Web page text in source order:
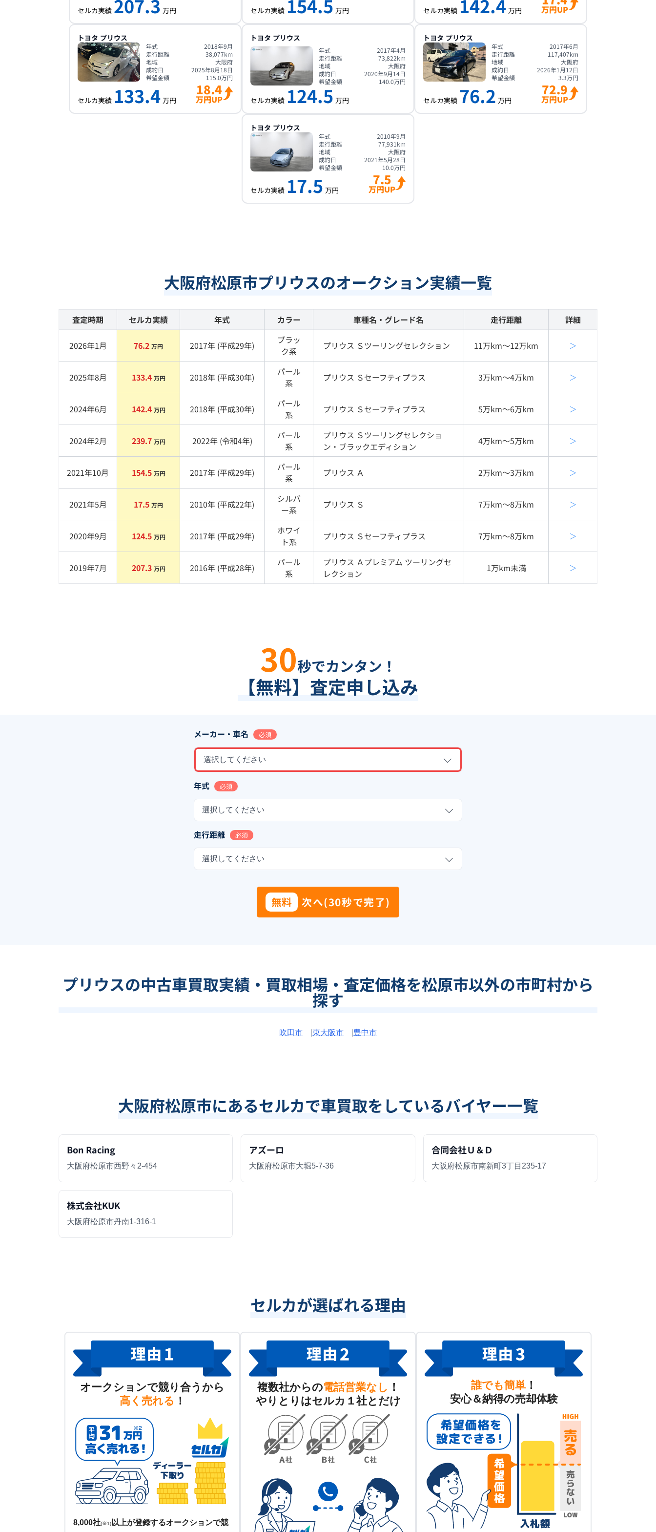
セルカ実績 207.3 万円 セルカ実績 154.5 万円 セルカ実績 142.4 万円 万円UP
トヨタ プリウス
年式
2018年9月
走行距離
38,077km
地域
大阪府
成約日
2025年8月18日
希望金額
115.0万円
セルカ実績 133.4 万円
18.4
万円UP
トヨタ プリウス
年式
2017年4月
走行距離
73,822km
地域
大阪府
成約日
2020年9月14日
希望金額
140.0万円
セルカ実績 124.5 万円
トヨタ プリウス
年式
2017年6月
走行距離
117,407km
地域
大阪府
成約日
2026年1月12日
希望金額
3.3万円
セルカ実績 76.2 万円
72.9
万円UP
トヨタ プリウス
年式
2010年9月
走行距離
77,931 km
地域
大阪府
成約日
2021年5月28日
希望金額
10.0万円
セルカ実績 17.5 万円
7.5
万円UP
大阪府松原市プリウスのオークション実績一覧
査定時期 セルカ実績 年式 カラー 車種名・グレード名 走行距離 詳細
2026年1月 76.2 万円 2017年 (平成29年)
ブラッ
ク系 プリウス Ｓツーリングセレクション 11万km〜12万km ＞
2025年8月 133.4 万円 2018年 (平成30年)
パール
系
プリウス Ｓセーフティプラス 3万km〜4万km ＞
2024年6月 142.4 万円 2018年 (平成30年)
パール
系
プリウス Ｓセーフティプラス 5万km〜6万km ＞
2024年2月 239.7 万円 2022年 (令和4年)
パール
系
プリウス Ｓツーリングセレクショ
ン・ブラックエディション
4万km〜5万km ＞
2021年10月 154.5 万円 2017年 (平成29年)
パール
系
プリウス Ａ 2万km〜3万km ＞
2021年5月 17.5 万円 2010年 (平成22年)
シルバ
ー系 プリウス Ｓ 7万km〜8万km ＞
2020年9月 124.5 万円 2017年 (平成29年)
ホワイ
ト系 プリウス Ｓセーフティプラス 7万km〜8万km ＞
2019年7月 207.3 万円 2016年 (平成28年)
パール
系
プリウス Ａプレミアム ツーリングセ
レクション
1万km未満 ＞
30秒でカンタン！
【無料】査定申し込み
メーカー・車名 必須
選択してください
年式 必須
選択してください
走行距離 必須
選択してください
無料 次へ(30秒で完了)
プリウスの中古車買取実績・買取相場・査定価格を松原市以外の市町村から
探す
吹田市 東大阪市 豊中市
大阪府松原市にあるセルカで車買取をしているバイヤー一覧
Bon Racing
大阪府松原市西野々2-454
アズーロ
大阪府松原市大堀5-7-36
合同会社Ｕ＆Ｄ
大阪府松原市南新町3丁目235-17
株式会社KUK
大阪府松原市丹南1-316-1
セルカが選ばれる理由
オークションで競り合うから
高く売れる ！
8,000社(※1) 以上が登録するオークションで競
複数社からの電話営業なし ！
やりとりはセルカ１社とだけ
誰でも簡単 ！
安心＆納得の売却体験